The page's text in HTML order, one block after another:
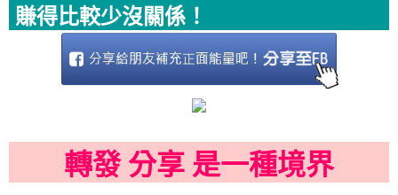
賺得比較少沒關係！
轉發 分享 是一種境界